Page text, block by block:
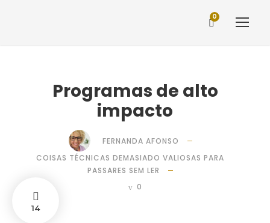
0
Programas de alto
impacto
FERNANDA AFONSO
COISAS TÉCNICAS DEMASIADO VALIOSAS PARA
PASSARES SEM LER
0
14